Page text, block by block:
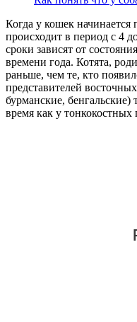
Когда у кошек начинается
происходит в период с 4
сроки зависят от
времени года. Котята,
раньше, чем те, кто
представителей
бурманские, бенгальские)
время как у